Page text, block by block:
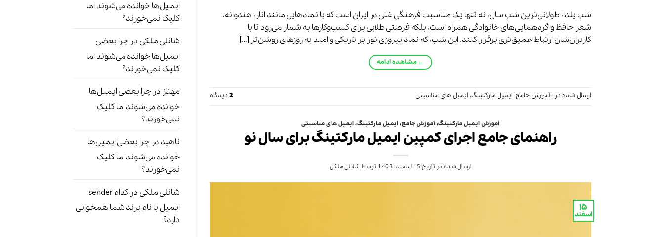
شب یلدا، طولانی‌ترین شب سال، نه تنها یک مناسبت فرهنگی غنی در ایران است که با نمادهایی مانند انار، هندوانه،
شعر حافظ و گردهمایی‌های خانوادگی همراه است، بلکه فرصتی طلایی برای کسب‌وکارها به شمار می‌رود تا با
کاربران‌شان ارتباط عمیق‌تری برقرار کنند. این شب، که نماد پیروزی نور بر تاریکی و امید به روزهای روشن‌تر […]
← مشاهده ادامه
ارسال شده در :آموزش جامع، ایمیل مارکتینگ، ایمیل های مناسبتی 2 دیدگاه
آموزش ایمیل مارکتینگ،آموزش جامع،ایمیل مارکتینگ،ایمیل های مناسبتی
راهنمای جامع اجرای کمپین ایمیل مارکتینگ برای سال نو
ارسال شده در تاریخ 15 اسفند، 1403 توسط شانلی ملکی
۱۵
اسفند
ایمیل‌ها خوانده می‌شوند اما
کلیک نمی‌خورند؟
شانلی ملکی درچرا بعضی
ایمیل‌ها خوانده می‌شوند اما
کلیک نمی‌خورند؟
مهناز درچرا بعضی ایمیل‌ها
خوانده می‌شوند اما کلیک
نمی‌خورند؟
ناهید درچرا بعضی ایمیل‌ها
خوانده می‌شوند اما کلیک
نمی‌خورند؟
شانلی ملکی در
کدام sender
ایمیل با نام برند شما همخوانی
دارد؟